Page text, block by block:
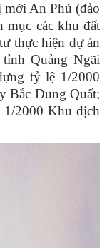
mới An Phú (đảo
mục các khu đất
thực hiện dự án
Quảng Ngãi
tỷ lệ 1/2000
Bắc Dung Quất;
2000 Khu dịch